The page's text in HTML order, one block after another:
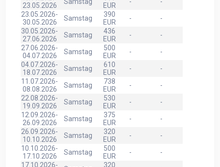
23.05.2026
EUR
23.05.2026-
30.05.2026
Samstag
390
EUR
-
-
30.05.2026-
27.06.2026
Samstag
436
EUR
-
-
27.06.2026-
04.07.2026
Samstag
500
EUR
-
-
04.07.2026-
18.07.2026
Samstag
610
EUR
-
-
11.07.2026-
08.08.2026
Samstag
738
EUR
-
-
22.08.2026-
19.09.2026
Samstag
530
EUR
-
-
12.09.2026-
26.09.2026
Samstag
375
EUR
-
-
26.09.2026-
10.10.2026
Samstag
320
EUR
-
-
10.10.2026-
17.10.2026
Samstag
500
EUR
-
-
17.10.2026-
320